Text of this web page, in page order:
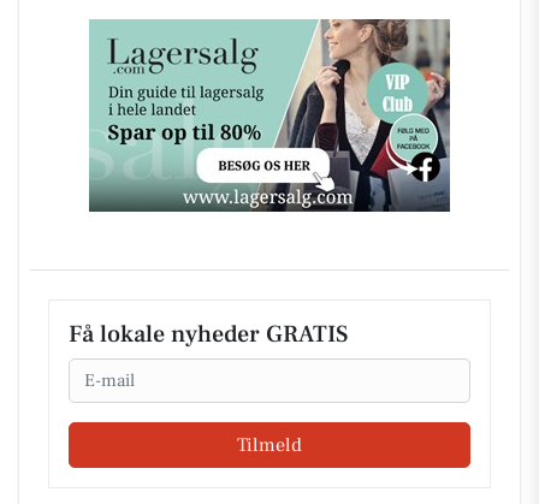
Få lokale nyheder GRATIS
Email
Tilmeld